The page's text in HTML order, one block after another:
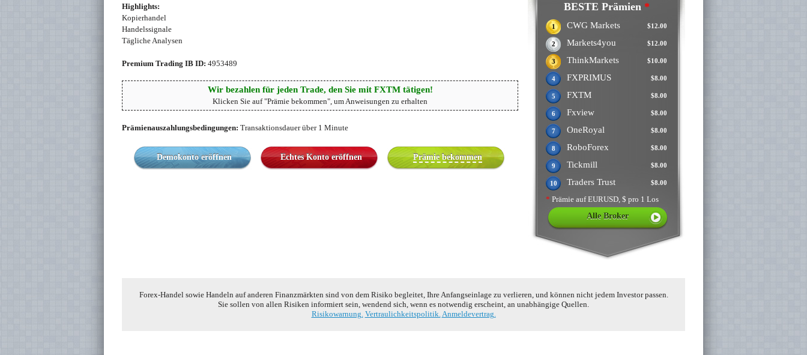
BESTE Prämien *
$12.00
1 CWG Markets
$12.00
2 Markets4you
$10.00
3 ThinkMarkets
$8.00
4 FXPRIMUS
$8.00
5 FXTM
$8.00
6 Fxview
$8.00
7 OneRoyal
$8.00
8 RoboForex
$8.00
9 Tickmill
$8.00
10 Traders Trust
* Prämie auf EURUSD, $ pro 1 Los
Alle Broker
Highlights:
Kopierhandel
Handelssignale
Tägliche Analysen
Premium Trading IB ID: 4953489
Wir bezahlen für jeden Trade, den Sie mit FXTM tätigen!
Klicken Sie auf "Prämie bekommen", um Anweisungen zu erhalten
Prämienauszahlungsbedingungen: Transaktionsdauer über 1 Minute
Demokonto eröffnen Echtes Konto eröffnen Prämie bekommen
Forex-Handel sowie Handeln auf anderen Finanzmärkten sind von dem Risiko begleitet, Ihre Anfangseinlage zu verlieren, und können nicht jedem Investor passen.
Sie sollen von allen Risiken informiert sein, wendend sich, wenn es notwendig erscheint, an unabhängige Quellen.
Risikowarnung. Vertraulichkeitspolitik.Anmeldevertrag.